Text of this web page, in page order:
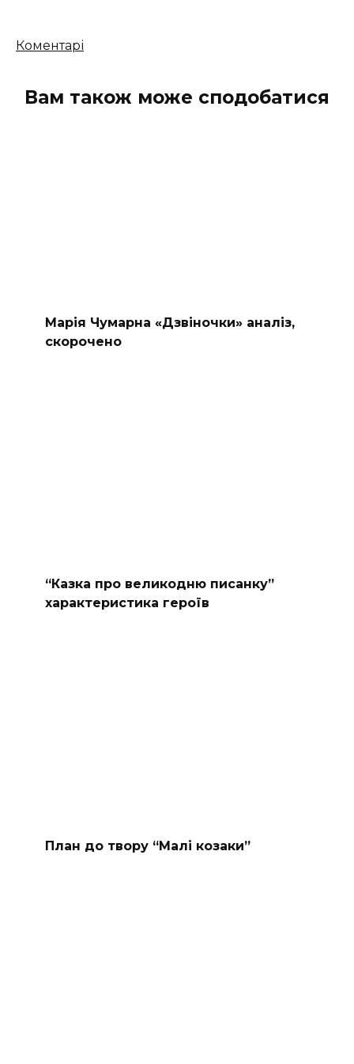
Кількість
Коментарі
Вам також може сподобатися
Марія Чумарна «Дзвіночки» аналіз,
скорочено
“Казка про великодню писанку”
характеристика героїв
План до твору “Малі козаки”